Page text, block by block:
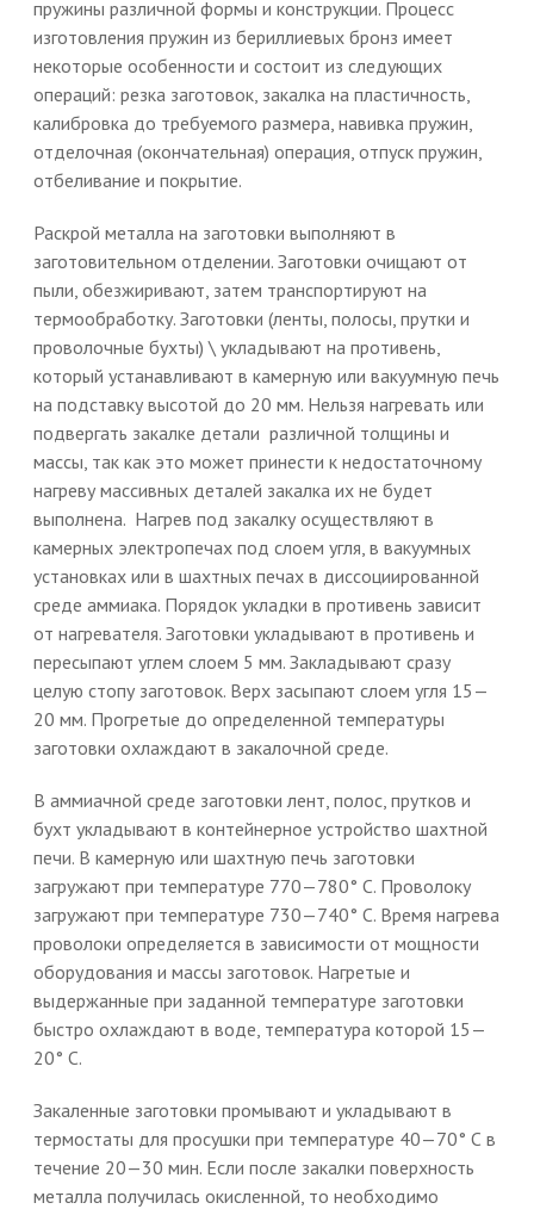
пружины различной формы и конструкции. Процесс
изготовления пружин из бериллиевых бронз имеет
некоторые особенности и состоит из следующих
операций: резка заготовок, закалка на пластичность,
калибровка до требуемого размера, навивка пружин,
отделочная (окончательная) операция, отпуск пружин,
отбеливание и покрытие.
Раскрой металла на заготовки выполняют в
заготовительном отделении. Заготовки очищают от
пыли, обезжиривают, затем транспортируют на
термообработку. Заготовки (ленты, полосы, прутки и
проволочные бухты) \ укладывают на противень,
который устанавливают в камерную или вакуумную печь
на подставку высотой до 20 мм. Нельзя нагревать или
подвергать закалке детали различной толщины и
массы, так как это может принести к недостаточному
нагреву массивных деталей закалка их не будет
выполнена. Нагрев под закалку осуществляют в
камерных электропечах под слоем угля, в вакуумных
установках или в шахтных печах в диссоциированной
среде аммиака. Порядок укладки в противень зависит
от нагревателя. Заготовки укладывают в противень и
пересыпают углем слоем 5 мм. Закладывают сразу
целую стопу заготовок. Верх засыпают слоем угля 15—
20 мм. Прогретые до определенной температуры
заготовки охлаждают в закалочной среде.
В аммиачной среде заготовки лент, полос, прутков и
бухт укладывают в контейнерное устройство шахтной
печи. В камерную или шахтную печь заготовки
загружают при температуре 770—780° С. Проволоку
загружают при температуре 730—740° С. Время нагрева
проволоки определяется в зависимости от мощности
оборудования и массы заготовок. Нагретые и
выдержанные при заданной температуре заготовки
быстро охлаждают в воде, температура которой 15—
20° С.
Закаленные заготовки промывают и укладывают в
термостаты для просушки при температуре 40—70° С в
течение 20—30 мин. Если после закалки поверхность
металла получилась окисленной, то необходимо